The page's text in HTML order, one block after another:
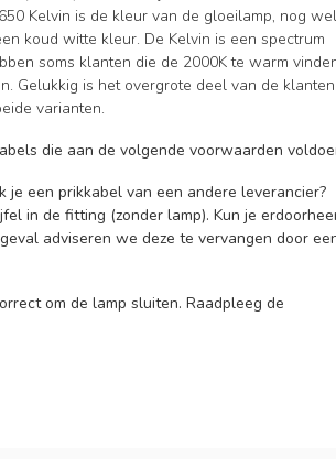
Kelvin is de kleur van de gloeilamp, nog wel
koud witte kleur. De Kelvin is een spectrum
soms klanten die de 2000K te warm
Gelukkig is het overgrote deel van de klanten
varianten.
die aan de volgende voorwaarden
je een prikkabel van een andere leverancier?
in de fitting (zonder lamp). Kun je
adviseren we deze te vervangen door
om de lamp sluiten. Raadpleeg de